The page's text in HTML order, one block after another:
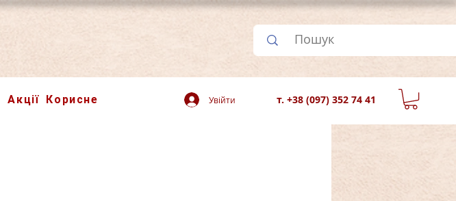
Акції Корисне т. +38 (097) 352 74 41
Увійти